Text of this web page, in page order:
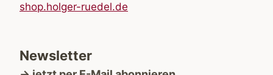
shop.holger-ruedel.de
Newsletter